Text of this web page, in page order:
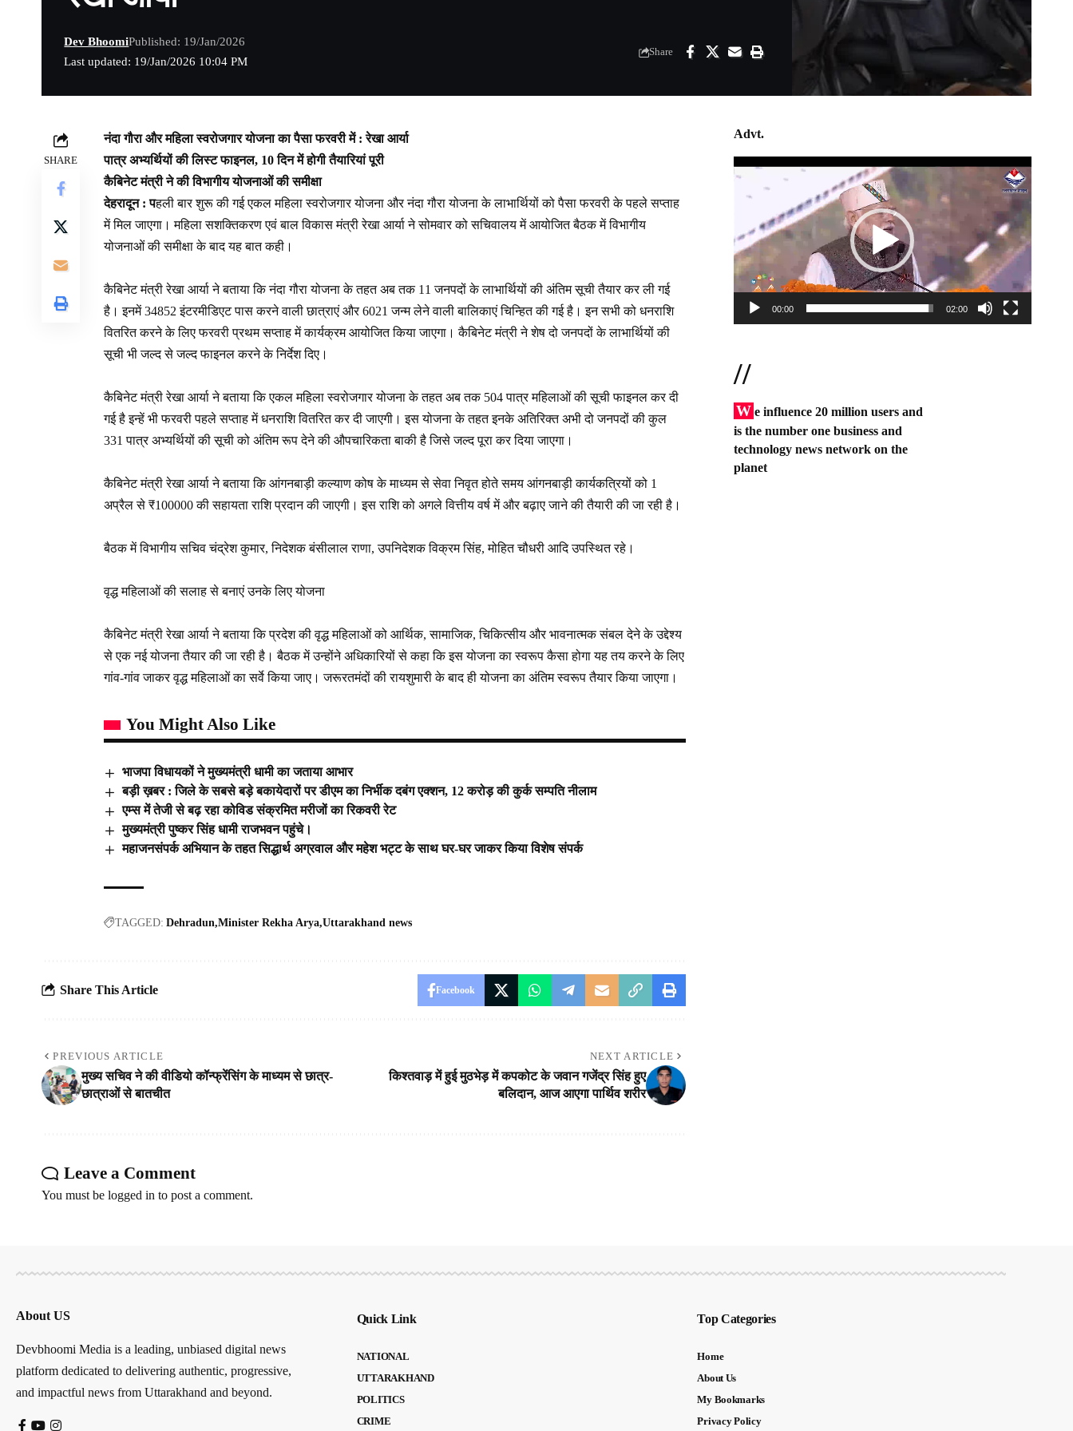
Last updated: 19/Jan/2026 10:04 PM
Dev BhoomiPublished: 19/Jan/2026
Share
SHARE
नंदा गौरा और महिला स्वरोजगार योजना का पैसा फरवरी में : रेखा आर्या
पात्र अभ्यर्थियों की लिस्ट फाइनल, 10 दिन में होगी तैयारियां पूरी
कैबिनेट मंत्री ने की विभागीय योजनाओं की समीक्षा
देहरादून : पहली बार शुरू की गई एकल महिला स्वरोजगार योजना और नंदा गौरा योजना के लाभार्थियों को पैसा फरवरी के पहले सप्ताह
में मिल जाएगा। महिला सशक्तिकरण एवं बाल विकास मंत्री रेखा आर्या ने सोमवार को सचिवालय में आयोजित बैठक में विभागीय
योजनाओं की समीक्षा के बाद यह बात कही।
कैबिनेट मंत्री रेखा आर्या ने बताया कि नंदा गौरा योजना के तहत अब तक 11 जनपदों के लाभार्थियों की अंतिम सूची तैयार कर ली गई
है। इनमें 34852 इंटरमीडिएट पास करने वाली छात्राएं और 6021 जन्म लेने वाली बालिकाएं चिन्हित की गई है। इन सभी को धनराशि
वितरित करने के लिए फरवरी प्रथम सप्ताह में कार्यक्रम आयोजित किया जाएगा। कैबिनेट मंत्री ने शेष दो जनपदों के लाभार्थियों की
सूची भी जल्द से जल्द फाइनल करने के निर्देश दिए।
कैबिनेट मंत्री रेखा आर्या ने बताया कि एकल महिला स्वरोजगार योजना के तहत अब तक 504 पात्र महिलाओं की सूची फाइनल कर दी
गई है इन्हें भी फरवरी पहले सप्ताह में धनराशि वितरित कर दी जाएगी। इस योजना के तहत इनके अतिरिक्त अभी दो जनपदों की कुल
331 पात्र अभ्यर्थियों की सूची को अंतिम रूप देने की औपचारिकता बाकी है जिसे जल्द पूरा कर दिया जाएगा।
कैबिनेट मंत्री रेखा आर्या ने बताया कि आंगनबाड़ी कल्याण कोष के माध्यम से सेवा निवृत होते समय आंगनबाड़ी कार्यकत्रियों को 1
अप्रैल से ₹100000 की सहायता राशि प्रदान की जाएगी। इस राशि को अगले वित्तीय वर्ष में और बढ़ाए जाने की तैयारी की जा रही है।
बैठक में विभागीय सचिव चंद्रेश कुमार, निदेशक बंसीलाल राणा, उपनिदेशक विक्रम सिंह, मोहित चौधरी आदि उपस्थित रहे।
वृद्ध महिलाओं की सलाह से बनाएं उनके लिए योजना
कैबिनेट मंत्री रेखा आर्या ने बताया कि प्रदेश की वृद्ध महिलाओं को आर्थिक, सामाजिक, चिकित्सीय और भावनात्मक संबल देने के उद्देश्य
से एक नई योजना तैयार की जा रही है। बैठक में उन्होंने अधिकारियों से कहा कि इस योजना का स्वरूप कैसा होगा यह तय करने के लिए
गांव-गांव जाकर वृद्ध महिलाओं का सर्वे किया जाए। जरूरतमंदों की रायशुमारी के बाद ही योजना का अंतिम स्वरूप तैयार किया जाएगा।
You Might Also Like
भाजपा विधायकों ने मुख्यमंत्री धामी का जताया आभार
बड़ी ख़बर : जिले के सबसे बड़े बकायेदारों पर डीएम का निर्भीक दबंग एक्शन, 12 करोड़ की कुर्क सम्पति नीलाम
एम्स में तेजी से बढ़ रहा कोविड संक्रमित मरीजों का रिकवरी रेट
मुख्यमंत्री पुष्कर सिंह धामी राजभवन पहुंचे।
महाजनसंपर्क अभियान के तहत सिद्धार्थ अग्रवाल और महेश भट्ट के साथ घर-घर जाकर किया विशेष संपर्क
TAGGED: Dehradun Minister Rekha Arya Uttarakhand news
Share This Article Facebook
PREVIOUS ARTICLE
मुख्य सचिव ने की वीडियो कॉन्फ्रेंसिंग के माध्यम से छात्र-
छात्राओं से बातचीत
NEXT ARTICLE
किश्तवाड़ में हुई मुठभेड़ में कपकोट के जवान गजेंद्र सिंह हुए
बलिदान, आज आएगा पार्थिव शरीर
Leave a Comment
You must be logged in to post a comment.
Advt.
Video
00:00 02:00
//
W e influence 20 million users and
is the number one business and
technology news network on the
planet
About US
Devbhoomi Media is a leading, unbiased digital news
platform dedicated to delivering authentic, progressive,
and impactful news from Uttarakhand and beyond.
Quick Link
NATIONAL
UTTARAKHAND
POLITICS
CRIME
Top Categories
Home
About Us
My Bookmarks
Privacy Policy